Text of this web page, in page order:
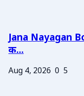
Jana Nayagan
क...
Aug 4, 2026 0 5